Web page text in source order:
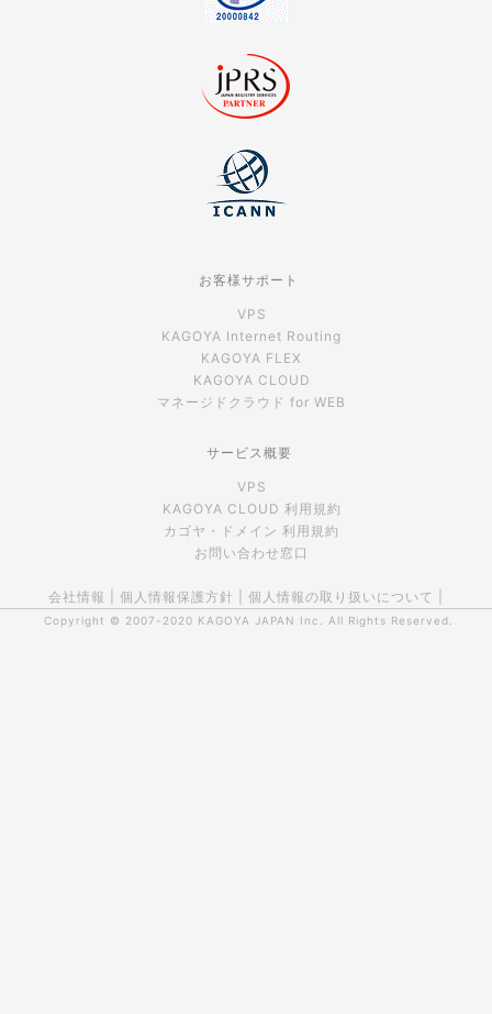
お客様サポート
VPS
KAGOYA Internet Routing
KAGOYA FLEX
KAGOYA CLOUD
マネージドクラウド for WEB
サービス概要
VPS
KAGOYA CLOUD 利用規約
カゴヤ・ドメイン 利用規約
お問い合わせ窓口
会社情報 個人情報保護方針 個人情報の取り扱いについて
Copyright © 2007-2020 KAGOYA JAPAN Inc. All Rights Reserved.